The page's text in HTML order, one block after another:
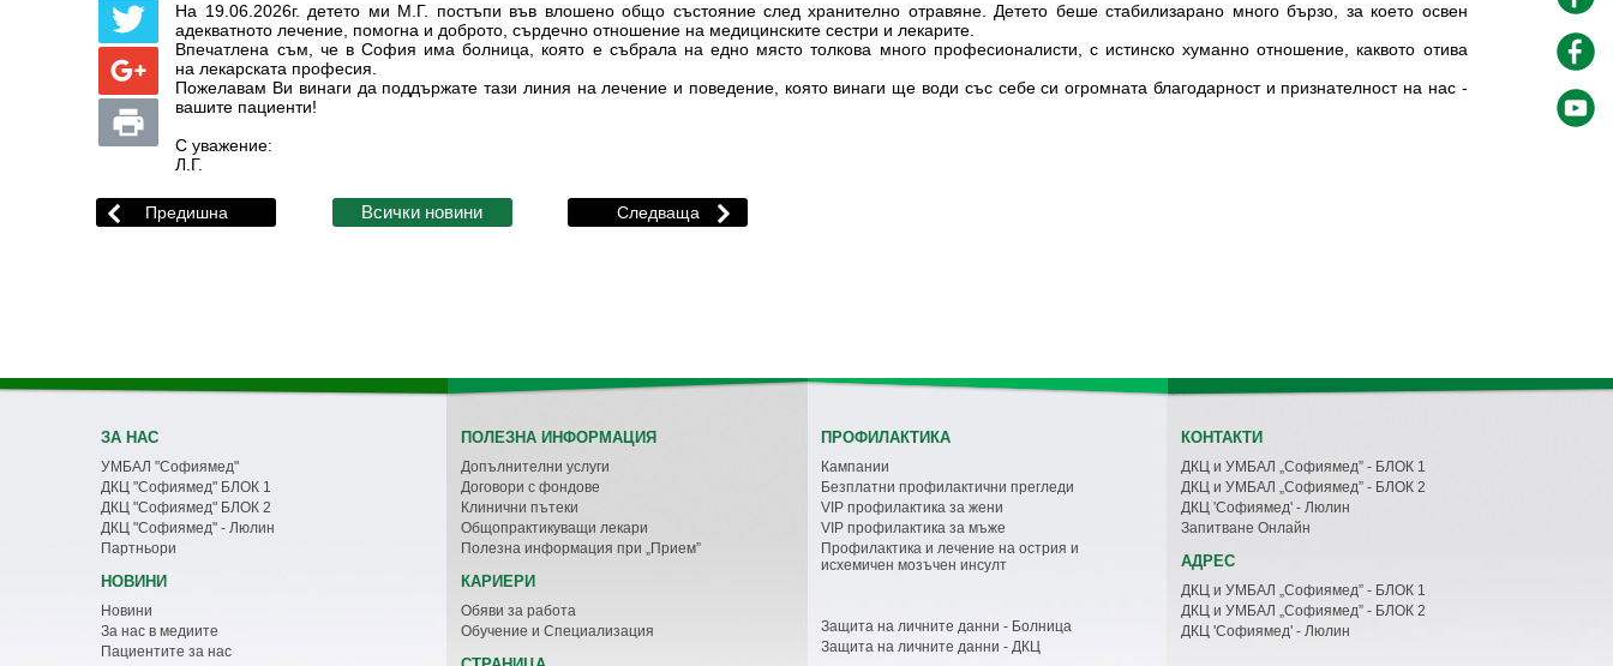
На 19.06.2026г. детето ми М.Г. постъпи във влошено общо състояние след хранително отравяне. Детето беше стабилизарано много бързо, за което освен
адекватното лечение, помогна и доброто, сърдечно отношение на медицинските сестри и лекарите.
Впечатлена съм, че в София има болница, която е събрала на едно място толкова много професионалисти, с истинско хуманно отношение, каквото отива
на лекарската професия.
Пожелавам Ви винаги да поддържате тази линия на лечение и поведение, която винаги ще води със себе си огромната благодарност и признателност на нас -
вашите пациенти!
С уважение:
Л.Г.
ЗА НАС
УМБАЛ "Софиямед"
ДКЦ "Софиямед" БЛОК 1
ДКЦ "Софиямед" БЛОК 2
ДКЦ "Софиямед" - Люлин
Партньори
НОВИНИ
Новини
За нас в медиите
Пациентите за нас
ПОЛЕЗНА ИНФОРМАЦИЯ
Допълнителни услуги
Договори с фондове
Клинични пътеки
Общопрактикуващи лекари
Полезна информация при „Прием”
КАРИЕРИ
Обяви за работа
Обучение и Специализация
ПРОФИЛАКТИКА
Кампании
Безплатни профилактични прегледи
VIP профилактика за жени
VIP профилактика за мъже
Профилактика и лечение на острия и
исхемичен мозъчен инсулт
Защита на личните данни - Болница
Защита на личните данни - ДКЦ
КОНТАКТИ
ДКЦ и УМБАЛ „Софиямед” - БЛОК 1
ДКЦ и УМБАЛ „Софиямед” - БЛОК 2
ДКЦ 'Софиямед' - Люлин
Запитване Онлайн
АДРЕС
ДКЦ и УМБАЛ „Софиямед” - БЛОК 1
ДКЦ и УМБАЛ „Софиямед” - БЛОК 2
ДКЦ 'Софиямед' - Люлин